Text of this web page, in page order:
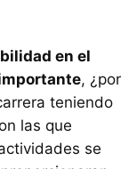
en el
, ¿por
teniendo
las que
se